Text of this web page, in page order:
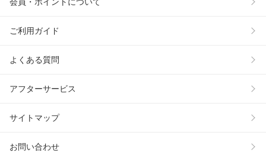
ご利用ガイド
よくある質問
アフターサービス
サイトマップ
お問い合わせ